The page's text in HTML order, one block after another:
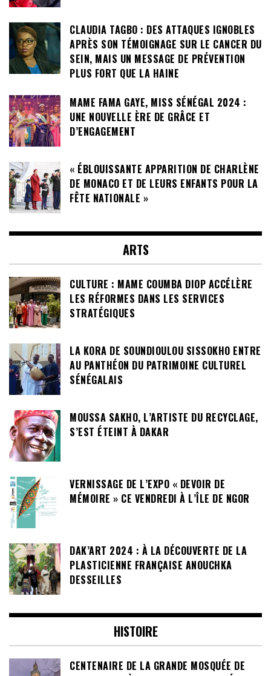
CLAUDIA TAGBO : DES ATTAQUES IGNOBLES
APRÈS SON TÉMOIGNAGE SUR LE CANCER DU
SEIN, MAIS UN MESSAGE DE PRÉVENTION
PLUS FORT QUE LA HAINE
MAME FAMA GAYE, MISS SÉNÉGAL 2024 :
UNE NOUVELLE ÈRE DE GRÂCE ET
D’ENGAGEMENT
« ÉBLOUISSANTE APPARITION DE CHARLÈNE
DE MONACO ET DE LEURS ENFANTS POUR LA
FÊTE NATIONALE »
ARTS
CULTURE : MAME COUMBA DIOP ACCÉLÈRE
LES RÉFORMES DANS LES SERVICES
STRATÉGIQUES
LA KORA DE SOUNDIOULOU SISSOKHO ENTRE
AU PANTHÉON DU PATRIMOINE CULTUREL
SÉNÉGALAIS
MOUSSA SAKHO, L’ARTISTE DU RECYCLAGE,
S’EST ÉTEINT À DAKAR
VERNISSAGE DE L’EXPO « DEVOIR DE
MÉMOIRE » CE VENDREDI À L’ÎLE DE NGOR
DAK’ART 2024 : À LA DÉCOUVERTE DE LA
PLASTICIENNE FRANÇAISE ANOUCHKA
DESSEILLES
HISTOIRE
CENTENAIRE DE LA GRANDE MOSQUÉE DE